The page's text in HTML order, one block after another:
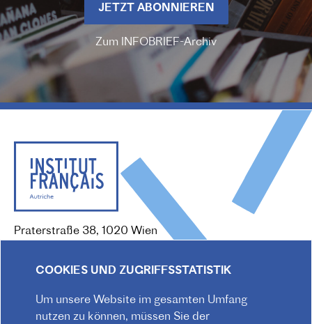
JETZT ABONNIEREN
Zum INFOBRIEF-Archiv
Praterstraße 38, 1020 Wien
Tel. :(+43) (01) - 90 90 89 90
Mitarbeiter*innen finden
COOKIES UND ZUGRIFFSSTATISTIK
Um unsere Website im gesamten Umfang
nutzen zu können, müssen Sie der